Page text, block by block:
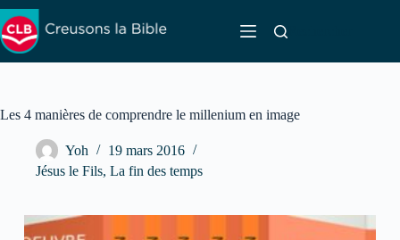
Passer
au
contenu
Les 4 manières de comprendre le millenium en image
Yoh
19 mars 2016
Jésus le Fils, La fin des temps